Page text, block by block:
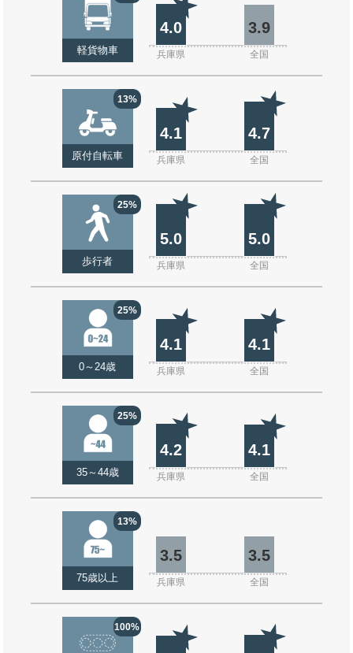
軽貨物車
4.0 3.9
兵庫県 全国
13%
原付自転車
4.1 4.7
兵庫県 全国
25%
歩行者
5.0 5.0
兵庫県 全国
25%
0～24歳
4.1 4.1
兵庫県 全国
25%
35～44歳
4.2 4.1
兵庫県 全国
13%
75歳以上
3.5 3.5
兵庫県 全国
100%